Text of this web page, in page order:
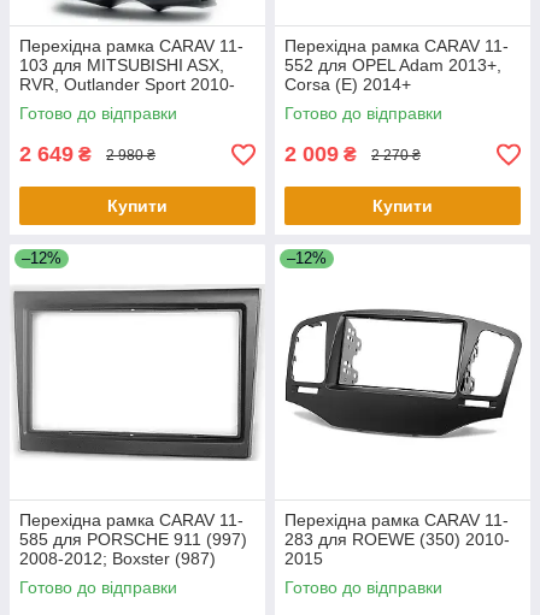
Перехідна рамка CARAV 11-
103 для MITSUBISHI ASX,
RVR, Outlander Sport 2010-
2016 / PEUGEOT (4008)
2012+
Готово до відправки
2 649 ₴ 2 980 ₴
Купити
Перехідна рамка CARAV 11-
552 для OPEL Adam 2013+,
Corsa (E) 2014+
Готово до відправки
2 009 ₴ 2 270 ₴
Купити
–12%
Перехідна рамка CARAV 11-
585 для PORSCHE 911 (997)
2008-2012; Boxster (987)
2009-2012; Cayman (987)
2009-2013
Готово до відправки
–12%
Перехідна рамка CARAV 11-
283 для ROEWE (350) 2010-
2015
Готово до відправки